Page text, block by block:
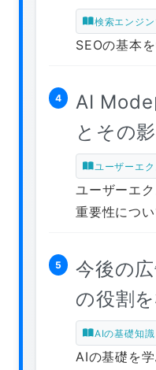
検索エンジ
SEOの基本
4
AI Mode
とその
ユーザーエ
ユーザーエ
重要性につ
5
今後の
の役割
AIの基礎知識
AIの基礎を